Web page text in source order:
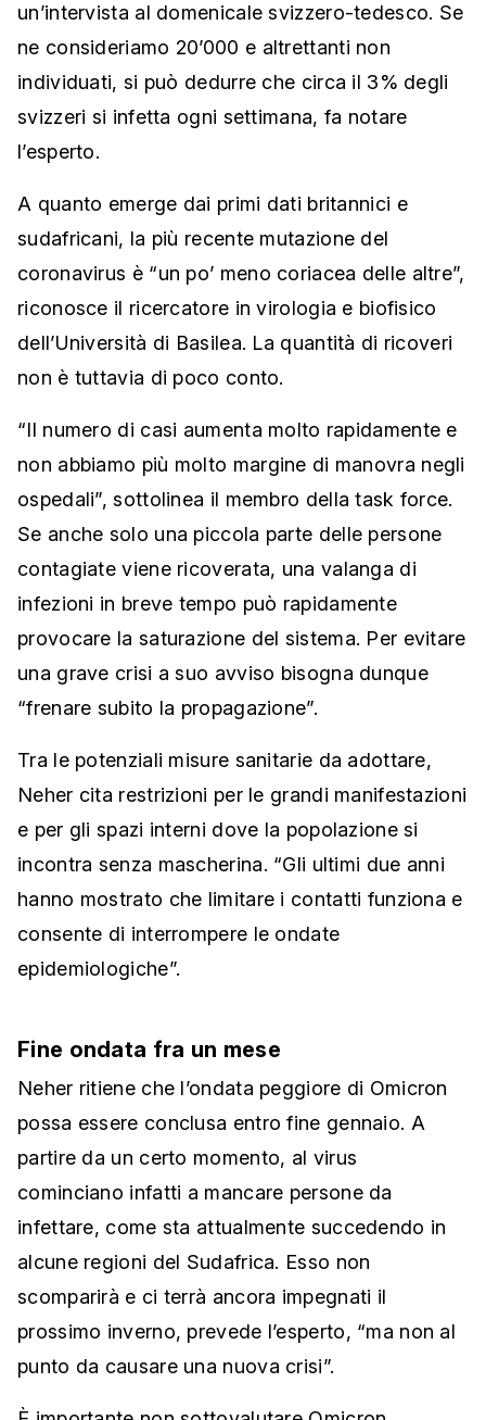
un’intervista al domenicale svizzero-tedesco. Se
ne consideriamo 20’000 e altrettanti non
individuati, si può dedurre che circa il 3% degli
svizzeri si infetta ogni settimana, fa notare
l’esperto.
A quanto emerge dai primi dati britannici e
sudafricani, la più recente mutazione del
coronavirus è “un po’ meno coriacea delle altre”,
riconosce il ricercatore in virologia e biofisico
dell’Università di Basilea. La quantità di ricoveri
non è tuttavia di poco conto.
“Il numero di casi aumenta molto rapidamente e
non abbiamo più molto margine di manovra negli
ospedali”, sottolinea il membro della task force.
Se anche solo una piccola parte delle persone
contagiate viene ricoverata, una valanga di
infezioni in breve tempo può rapidamente
provocare la saturazione del sistema. Per evitare
una grave crisi a suo avviso bisogna dunque
“frenare subito la propagazione”.
Tra le potenziali misure sanitarie da adottare,
Neher cita restrizioni per le grandi manifestazioni
e per gli spazi interni dove la popolazione si
incontra senza mascherina. “Gli ultimi due anni
hanno mostrato che limitare i contatti funziona e
consente di interrompere le ondate
epidemiologiche”.
Fine ondata fra un mese
Neher ritiene che l’ondata peggiore di Omicron
possa essere conclusa entro fine gennaio. A
partire da un certo momento, al virus
cominciano infatti a mancare persone da
infettare, come sta attualmente succedendo in
alcune regioni del Sudafrica. Esso non
scomparirà e ci terrà ancora impegnati il
prossimo inverno, prevede l’esperto, “ma non al
punto da causare una nuova crisi”.